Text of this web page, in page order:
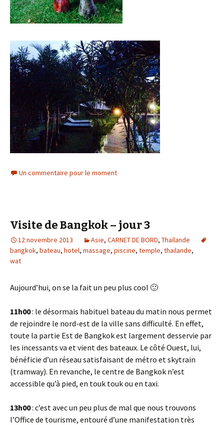
Un commentaire pour le moment
Visite de Bangkok – jour 3
12 novembre 2013 Asie, CARNET DE BORD, Thaïlande
bangkok, bateau, hotel, massage, piscine, temple, thailande,
wat
Aujourd’hui, on se la fait un peu plus cool 🙂
11h00: le désormais habituel bateau du matin nous permet
de rejoindre le nord-est de la ville sans difficulté. En effet,
toute la partie Est de Bangkok est largement desservie par
les incessants va et vient des bateaux. Le côté Ouest, lui,
bénéficie d’un réseau satisfaisant de métro et skytrain
(tramway). En revanche, le centre de Bangkok n’est
accessible qu’à pied, en touk touk ou en taxi.
13h00: c’est avec un peu plus de mal que nous trouvons
l’Office de tourisme, entouré d’une manifestation très